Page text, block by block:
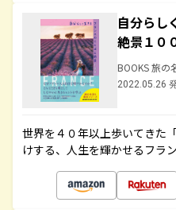
自分らし
絶景１０
BOOKS 旅の
2022.05.26
世界を４０年以上歩いてきた
けする、人生を輝かせるフラ